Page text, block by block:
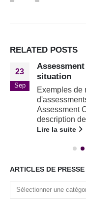
RELATED POSTS
23
Sep
situation
Exemples de
Assessment
description
Lire la suite
ARTICLES DE PRESSE